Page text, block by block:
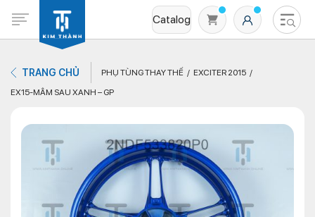
Catalog
Không có sản phẩm nào trong giỏ hàng
TRANG CHỦ PHỤ TÙNG THAY THẾ
EXCITER 2015
EX15-MÂM SAU XANH – GP